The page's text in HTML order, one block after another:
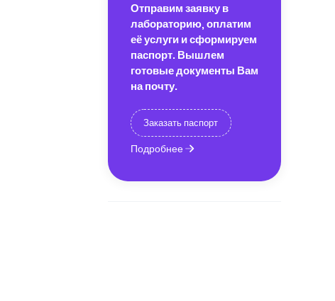
Отправим заявку в
лабораторию, оплатим
её услуги и сформируем
паспорт. Вышлем
готовые документы Вам
на почту.
Заказать паспорт
Подробнее